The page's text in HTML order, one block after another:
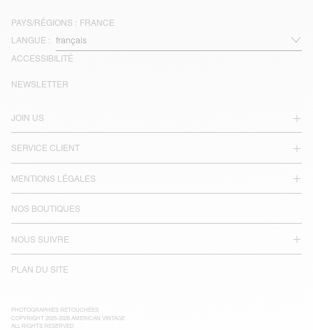
PAYS/RÉGIONS : FRANCE
LANGUE :
ACCESSIBILITÉ
JOIN US
SERVICE CLIENT
MENTIONS LÉGALES
NOS BOUTIQUES
NOUS SUIVRE
PLAN DU SITE
NEWSLETTER
PHOTOGRAPHIES RETOUCHÉES
COPYRIGHT 2025-2026 AMERICAN VINTAGE
ALL RIGHTS RESERVED